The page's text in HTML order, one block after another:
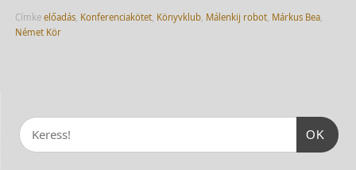
Címke előadás, Konferenciakötet, Könyvklub, Málenkij robot, Márkus Bea,
Német Kör
OK